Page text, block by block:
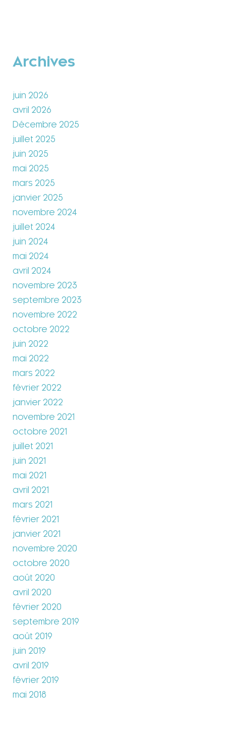
Archives
juin 2026
avril 2026
Décembre 2025
juillet 2025
juin 2025
mai 2025
mars 2025
janvier 2025
novembre 2024
juillet 2024
juin 2024
mai 2024
avril 2024
novembre 2023
septembre 2023
novembre 2022
octobre 2022
juin 2022
mai 2022
mars 2022
février 2022
janvier 2022
novembre 2021
octobre 2021
juillet 2021
juin 2021
mai 2021
avril 2021
mars 2021
février 2021
janvier 2021
novembre 2020
octobre 2020
août 2020
avril 2020
février 2020
septembre 2019
août 2019
juin 2019
avril 2019
février 2019
mai 2018